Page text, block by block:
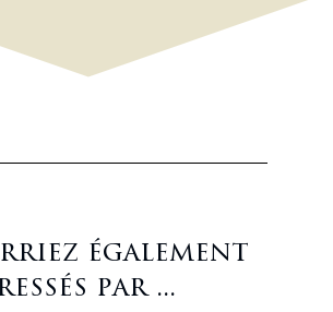
également
par ...